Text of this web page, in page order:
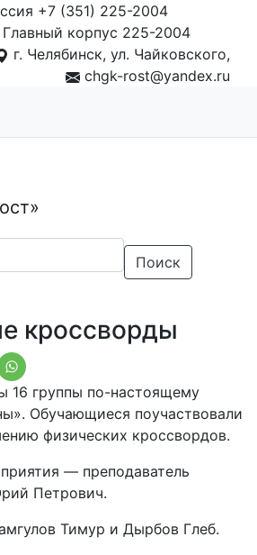
+7 (351) 225-2004
корпус 225-2004
г. Челябинск, ул. Чайковского,
chgk-rost@yandex.ru
Поиск
кроссворды
16 группы по-настоящему
Обучающиеся поучаствовали
физических кроссвордов.
— преподаватель
Петрович.
Тимур и Дырбов Глеб.